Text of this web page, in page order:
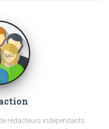
rédacteurs indépendants